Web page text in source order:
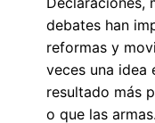
debates han
reformas y
veces una idea
resultado más
o que las